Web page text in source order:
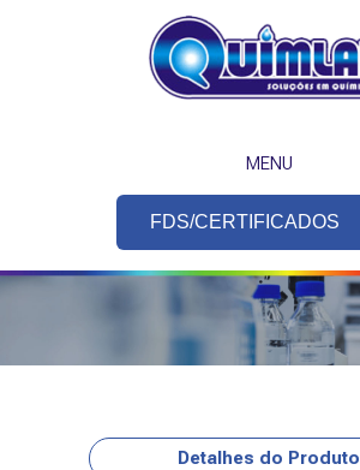
MENU
FDS/CERTIFICADOS
Detalhes do Produto